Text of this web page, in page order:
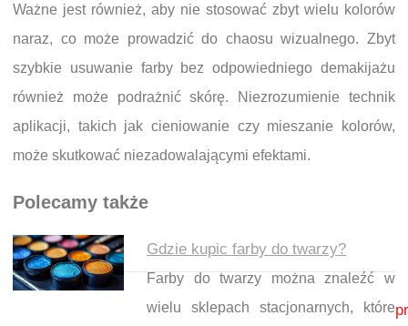
Ważne jest również, aby nie stosować zbyt wielu kolorów
naraz, co może prowadzić do chaosu wizualnego. Zbyt
szybkie usuwanie farby bez odpowiedniego demakijażu
również może podrażnić skórę. Niezrozumienie technik
aplikacji, takich jak cieniowanie czy mieszanie kolorów,
może skutkować niezadowalającymi efektami.
Polecamy także
Gdzie kupic farby do twarzy?
Farby do twarzy można znaleźć w
wielu sklepach stacjonarnych, które
Nawigacja wpisu